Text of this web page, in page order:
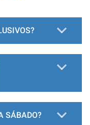
SÁBADO?